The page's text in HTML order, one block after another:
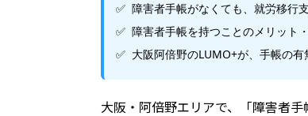
障害者手帳がなくても、就労移行
障害者手帳を持つことのメリット
大阪阿倍野のLUMO+が、手帳の
大阪・阿倍野エリアで、「障害者